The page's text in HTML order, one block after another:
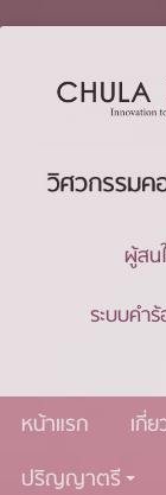
ผู้สน
ระบบคำ
หน้าแรก เกี่
ปริญญาตรี